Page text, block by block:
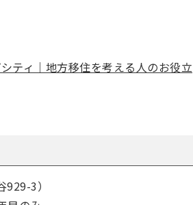
ティ｜地方移住を考える人のお役立
3）